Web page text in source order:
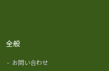
全般
- お問い合わせ